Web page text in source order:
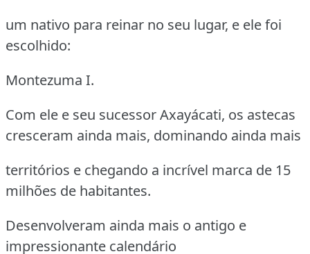
um nativo para reinar no seu lugar, e ele foi
escolhido:
Montezuma I.
Com ele e seu sucessor Axayácati, os astecas
cresceram ainda mais, dominando ainda mais
territórios e chegando a incrível marca de 15
milhões de habitantes.
Desenvolveram ainda mais o antigo e
impressionante calendário